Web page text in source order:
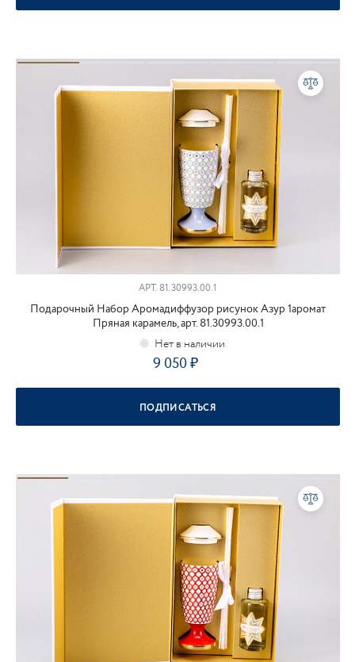
АРТ. 81.30993.00.1
Подарочный Набор Аромадиффузор рисунок Азур 1аромат
Пряная карамель, арт. 81.30993.00.1
9 050
ПОДПИСАТЬСЯ